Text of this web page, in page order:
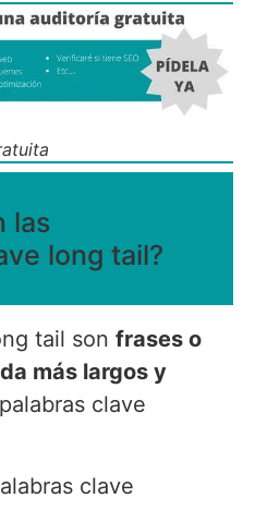
las
long tail?
tail son frases o
más largos y
clave
clave